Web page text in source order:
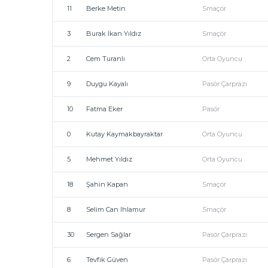
11 Berke Metin Smaçör
3 Burak İkan Yıldız Smaçör
2 Cem Turanlı Orta Oyuncu
9 Duygu Kayalı Pasör Çarprazı
10 Fatma Eker Pasör
0 Kutay Kaymakbayraktar Orta Oyuncu
5 Mehmet Yıldız Orta Oyuncu
18 Şahin Kapan Smaçör
8 Selim Can Ihlamur Smaçör
30 Sergen Sağlar Pasör Çarprazı
6 Tevfik Güven Pasör Çarprazı